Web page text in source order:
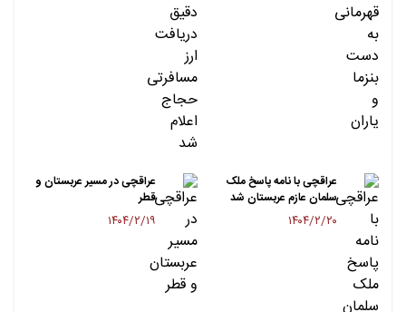
عراقچی با نامه پاسخ ملک
سلمان عازم عربستان شد
۱۴۰۴/۲/۲۰
عراقچی در مسیر عربستان و
قطر
۱۴۰۴/۲/۱۹